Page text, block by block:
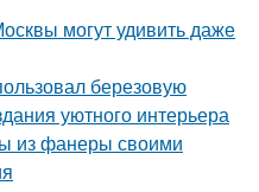
могут удивить даже
березовую
уютного интерьера
из фанеры своими